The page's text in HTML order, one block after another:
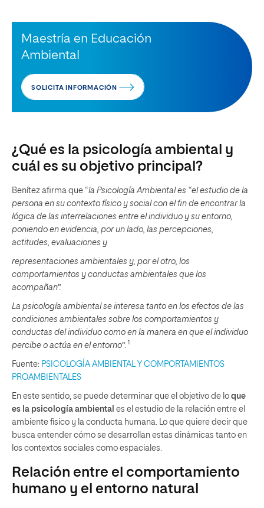
Maestría en Educación
Ambiental
SOLICITA INFORMACIÓN
¿Qué es la psicología ambiental y
cuál es su objetivo principal?
Benítez afirma que “la Psicología Ambiental es “el estudio de la
persona en su contexto físico y social con el fin de encontrar la
lógica de las interrelaciones entre el individuo y su entorno,
poniendo en evidencia, por un lado, las percepciones,
actitudes, evaluaciones y
representaciones ambientales y, por el otro, los
comportamientos y conductas ambientales que los
acompañan”.
La psicología ambiental se interesa tanto en los efectos de las
condiciones ambientales sobre los comportamientos y
conductas del individuo como en la manera en que el individuo
percibe o actúa en el entorno”. 1
Fuente: PSICOLOGÍA AMBIENTAL Y COMPORTAMIENTOS
PROAMBIENTALES
En este sentido, se puede determinar que el objetivo de lo que
es la psicología ambiental es el estudio de la relación entre el
ambiente físico y la conducta humana. Lo que quiere decir que
busca entender cómo se desarrollan estas dinámicas tanto en
los contextos sociales como espaciales.
Relación entre el comportamiento
humano y el entorno natural